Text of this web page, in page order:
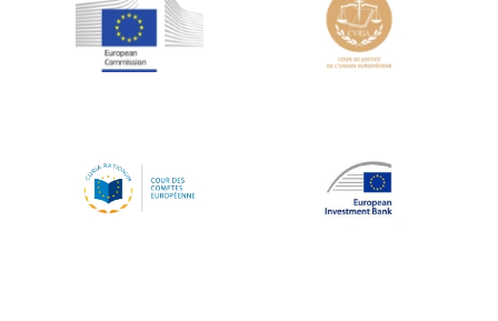
Jean-Louis Schiltz
Jean-Victor Louis
Johnny Åkerholm